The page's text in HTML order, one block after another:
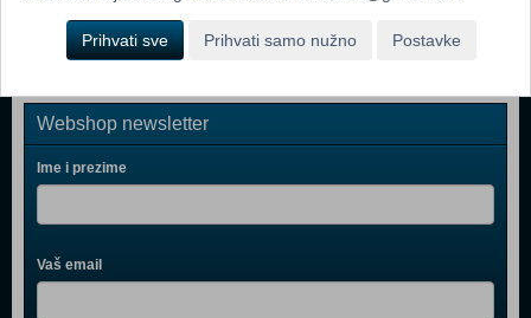
Webshop newsletter
Ime i prezime
Vaš email
Prihvati sve Prihvati samo nužno Postavke